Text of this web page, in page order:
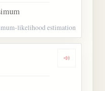
likelihood estimation
Dengarkan